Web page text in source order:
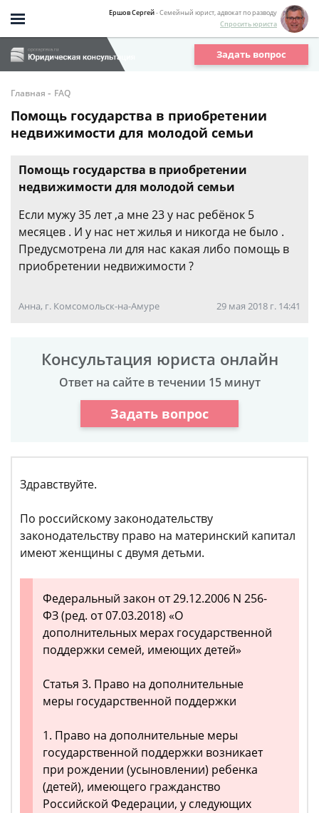
Ершов Сергей- Семейный юрист, адвокат по разводу
Спросить юриста
Задать вопрос
Главная - FAQ
Помощь государства в приобретении
недвижимости для молодой семьи
Помощь государства в приобретении
недвижимости для молодой семьи
Если мужу 35 лет ,а мне 23 у нас ребёнок 5
месяцев . И у нас нет жилья и никогда не было .
Предусмотрена ли для нас какая либо помощь в
приобретении недвижимости ?
Анна, г. Комсомольск-на-Амуре 29 мая 2018 г. 14:41
Консультация юриста онлайн
Ответ на сайте в течении 15 минут
Задать вопрос
Здравствуйте.
По российскому законодательству
законодательству право на материнский капитал
имеют женщины с двумя детьми.
Федеральный закон от 29.12.2006 N 256-
ФЗ (ред. от 07.03.2018) «О
дополнительных мерах государственной
поддержки семей, имеющих детей»
Статья 3. Право на дополнительные
меры государственной поддержки
1. Право на дополнительные меры
государственной поддержки возникает
при рождении (усыновлении) ребенка
(детей), имеющего гражданство
Российской Федерации, у следующих